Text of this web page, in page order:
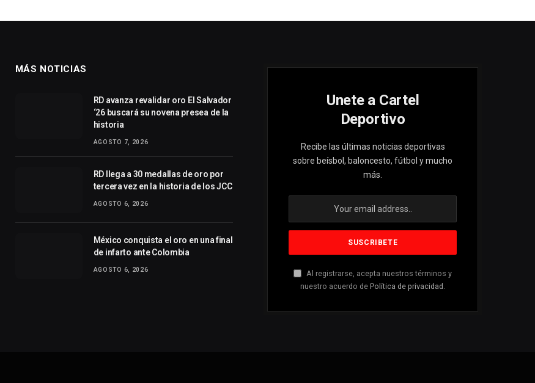
MÁS NOTICIAS
RD avanza revalidar oro El Salvador
‘26 buscará su novena presea de la
historia
AGOSTO 7, 2026
RD llega a 30 medallas de oro por
tercera vez en la historia de los JCC
AGOSTO 6, 2026
México conquista el oro en una final
de infarto ante Colombia
AGOSTO 6, 2026
Unete a Cartel
Deportivo
Recibe las últimas noticias deportivas
sobre beísbol, baloncesto, fútbol y mucho
más.
Al registrarse, acepta nuestros términos y
nuestro acuerdo dePolítica de privacidad .